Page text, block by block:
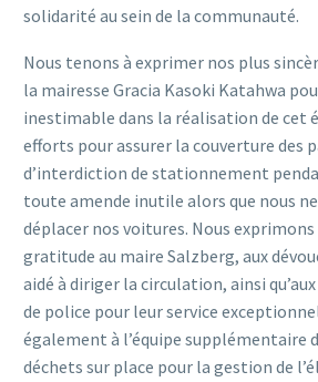
solidarité au sein de la communauté.
Nous tenons à exprimer nos plus
la mairesse Gracia Kasoki Katahwa
inestimable dans la réalisation de cet
efforts pour assurer la couverture des
d’interdiction de stationnement
toute amende inutile alors que nous
déplacer nos voitures. Nous
gratitude au maire Salzberg, aux
aidé à diriger la circulation, ainsi
de police pour leur service
également à l’équipe supplémentaire
déchets sur place pour la gestion de